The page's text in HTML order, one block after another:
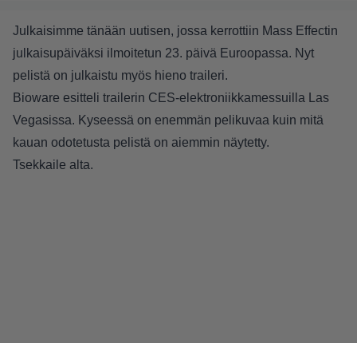
Julkaisimme tänään uutisen, jossa kerrottiin Mass Effectin
julkaisupäiväksi ilmoitetun 23. päivä Euroopassa. Nyt
pelistä on julkaistu myös hieno traileri.
Bioware esitteli trailerin CES-elektroniikkamessuilla Las
Vegasissa. Kyseessä on enemmän pelikuvaa kuin mitä
kauan odotetusta pelistä on aiemmin näytetty.
Tsekkaile alta.